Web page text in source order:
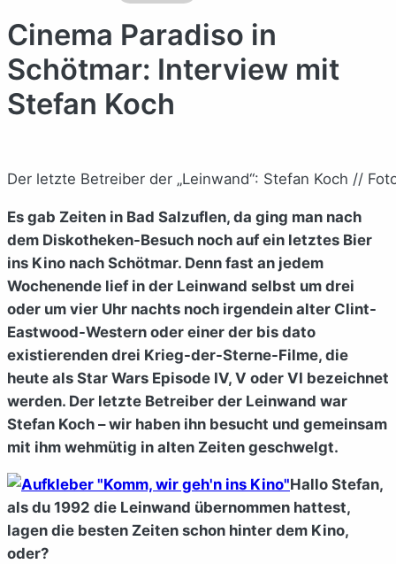
Cinema Paradiso in
Schötmar: Interview mit
Stefan Koch
Der letzte Betreiber der „Leinwand“: Stefan Koch //
Es gab Zeiten in Bad Salzuflen, da ging man nach
dem Diskotheken-Besuch noch auf ein letztes Bier
ins Kino nach Schötmar. Denn fast an jedem
Wochenende lief in der Leinwand selbst um drei
oder um vier Uhr nachts noch irgendein alter Clint-
Eastwood-Western oder einer der bis dato
existierenden drei Krieg-der-Sterne-Filme, die
heute als Star Wars Episode IV, V oder VI bezeichnet
werden. Der letzte Betreiber der Leinwand war
Stefan Koch – wir haben ihn besucht und gemeinsam
mit ihm wehmütig in alten Zeiten geschwelgt.
Hallo Stefan,
als du 1992 die Leinwand übernommen hattest,
lagen die besten Zeiten schon hinter dem Kino,
oder?